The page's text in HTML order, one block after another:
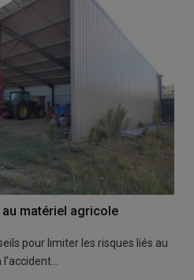
matériel agricole
pour limiter les risques liés au